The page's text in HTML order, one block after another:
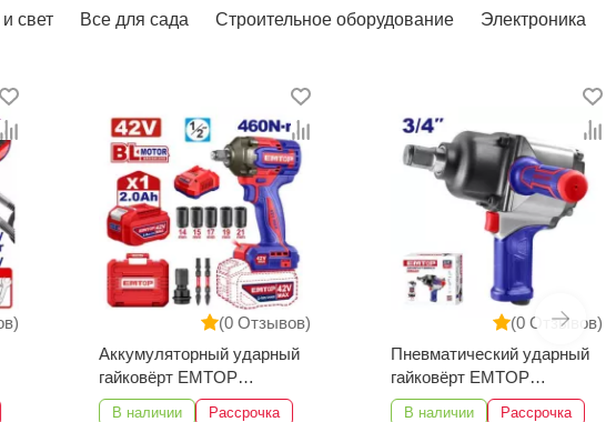
свет Все для сада Строительное оборудование Электроника
(0 Отзывов)
Аккумуляторный ударный
гайковёрт EMTOP
ECIWL42461
В наличии Рассрочка
(0 Отзывов)
Пневматический ударный
гайковёрт EMTOP
EATL341601
В наличии Рассрочка